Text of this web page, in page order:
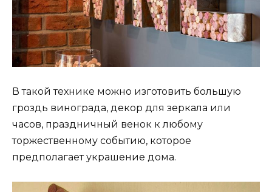
В такой технике можно изготовить большую
гроздь винограда, декор для зеркала или
часов, праздничный венок к любому
торжественному событию, которое
предполагает украшение дома.